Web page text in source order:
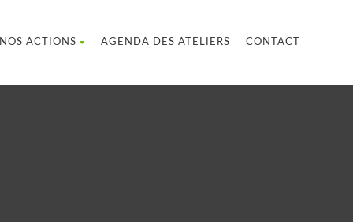
NOS ACTIONS AGENDA DES ATELIERS CONTACT